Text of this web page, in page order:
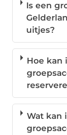
Is een
uitjes?
Hoe kan
Wat kan